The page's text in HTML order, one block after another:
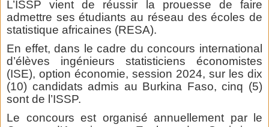
L’ISSP vient de réussir la prouesse de faire
admettre ses étudiants au réseau des écoles de
statistique africaines (RESA).
En effet, dans le cadre du concours international
d’élèves ingénieurs statisticiens économistes
(ISE), option économie, session 2024, sur les dix
(10) candidats admis au Burkina Faso, cinq (5)
sont de l’ISSP.
Le concours est organisé annuellement par le